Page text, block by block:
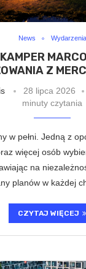
News Wydarzenia
Z
28 lipca 2026
minuty czytania
w pełni. Jedną z
więcej osób
na
planów w każdej
CZYTAJ WIĘCEJ